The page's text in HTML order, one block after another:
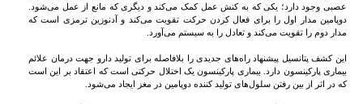
عصبی وجود دارد؛ یکی که به کنش عمل کمک می‌کند و دیگری که مانع از عمل می‌شود.
دوپامین مدار اول را برای فعال کردن حرکت تقویت می‌کند و آدنوزین ترمزی است که
مدار دوم را تقویت می‌کند و تعادل را به سیستم می‌آورد.
این کشف پتانسیل پیشنهاد راه‌های جدیدی را بلافاصله برای تولید دارو جهت درمان علائم
بیماری پارکینسون دارد. بیماری پارکینسون یک اختلال حرکتی است که اعتقاد بر این است
که در اثر از بین رفتن سلول‌های تولید کننده دوپامین در مغز ایجاد می‌شود.